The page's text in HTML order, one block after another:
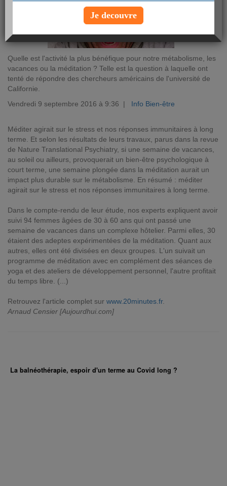
Quelle est l'activité la plus bénéfique pour notre métabolisme, les
vacances ou la méditation ? Telle est la question à laquelle ont
tenté de répondre des chercheurs américains de l'université de
Californie.
Vendredi 9 septembre 2016 à 9:36 | Info Bien-être
Méditer agirait sur le stress et nos réponses immunitaires à long
terme. Et selon les résultats de leurs travaux, parus dans la revue
de Nature Translational Psychiatry, si une semaine de vacances,
au soleil ou ailleurs, provoquerait un bien-être psychologique à
court terme, une semaine plongée dans la méditation aurait un
impact plus durable sur le métabolisme. En résumé : méditer
agirait sur le stress et nos réponses immunitaires à long terme.
Dans le compte-rendu de leur étude, nos experts expliquent avoir
suivi 94 femmes âgées de 30 à 60 ans qui ont passé une
semaine de vacances dans un complexe hôtelier. Parmi elles, 30
étaient des adeptes expérimentées de la méditation. Quant aux
autres, elles ont été divisées en deux groupes. L'un suivait un
programme de méditation avec en complément des séances de
yoga et des ateliers de développement personnel, l'autre profitait
du temps libre. (...)
Retrouvez l'article complet sur www.20minutes.fr.
Arnaud Censier [Aujourdhui.com]
La balnéothérapie, espoir d'un terme au Covid long ?
Je decouvre